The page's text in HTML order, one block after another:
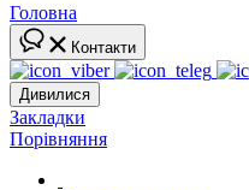
Головна
Контакти
Дивилися
Закладки
Порівняння